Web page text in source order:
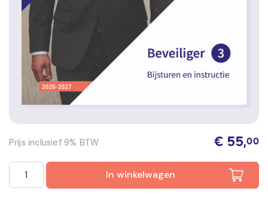
Prijs inclusief 9% BTW € 55,00
Beveiliger 3 Bijsturen en instructie 2026/2027 aantal
In winkelwagen